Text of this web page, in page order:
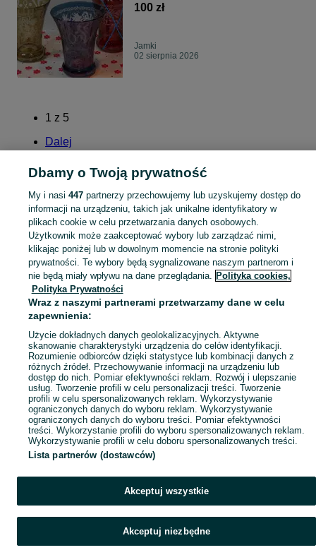
100 zł
Jamki
02 sierpnia 2026
1 z 5
Dalej
KATEGORIA
Skorzystaj z największego serwisu ogłoszeniowego - Jamki i okolice! Kupuj to, czego pragniesz i sprzedawaj to, czego już nie potrzebujesz! Zobacz
Mapa kategorii
Mapa miejscowości
Mapa ministron
Popularne wyszukiwania
Dbamy o Twoją prywatność
My i nasi 447partnerzy przechowujemy lub uzyskujemy dostęp do
informacji na urządzeniu, takich jak unikalne identyfikatory w
plikach cookie w celu przetwarzania danych osobowych.
Użytkownik może zaakceptować wybory lub zarządzać nimi,
klikając poniżej lub w dowolnym momencie na stronie polityki
prywatności. Te wybory będą sygnalizowane naszym partnerom i
nie będą miały wpływu na dane przeglądania. Polityka cookies,
Polityka Prywatności
Wraz z naszymi partnerami przetwarzamy dane w celu
zapewnienia:
Użycie dokładnych danych geolokalizacyjnych. Aktywne
skanowanie charakterystyki urządzenia do celów identyfikacji.
Rozumienie odbiorców dzięki statystyce lub kombinacji danych z
różnych źródeł. Przechowywanie informacji na urządzeniu lub
dostęp do nich. Pomiar efektywności reklam. Rozwój i ulepszanie
usług. Tworzenie profili w celu personalizacji treści. Tworzenie
profili w celu spersonalizowanych reklam. Wykorzystywanie
ograniczonych danych do wyboru reklam. Wykorzystywanie
ograniczonych danych do wyboru treści. Pomiar efektywności
treści. Wykorzystanie profili do wyboru spersonalizowanych reklam.
Wykorzystywanie profili w celu doboru spersonalizowanych treści.
Lista partnerów (dostawców)
Akceptuj wszystkie
Akceptuj niezbędne